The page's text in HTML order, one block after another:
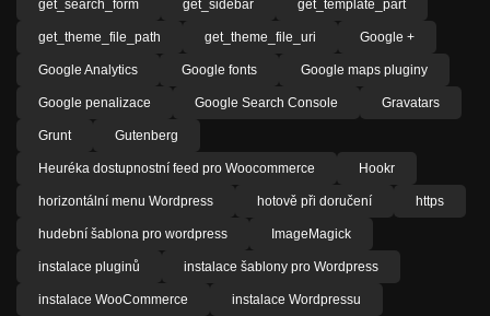
get_search_form get_sidebar get_template_part
get_theme_file_path get_theme_file_uri Google +
Google Analytics Google fonts Google maps pluginy
Google penalizace Google Search Console Gravatars
Grunt Gutenberg
Heuréka dostupnostní feed pro Woocommerce Hookr
horizontální menu Wordpress hotově při doručení https
hudební šablona pro wordpress ImageMagick
instalace pluginů instalace šablony pro Wordpress
instalace WooCommerce instalace Wordpressu